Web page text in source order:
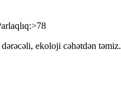
ekoloji cəhətdən təmiz.